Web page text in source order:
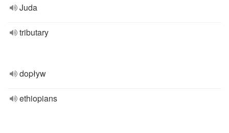
Juda
tributary
dopływ
ethiopians